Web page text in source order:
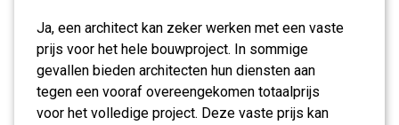
Ja, een architect kan zeker werken met een vaste
prijs voor het hele bouwproject. In sommige
gevallen bieden architecten hun diensten aan
tegen een vooraf overeengekomen totaalprijs
voor het volledige project. Deze vaste prijs kan